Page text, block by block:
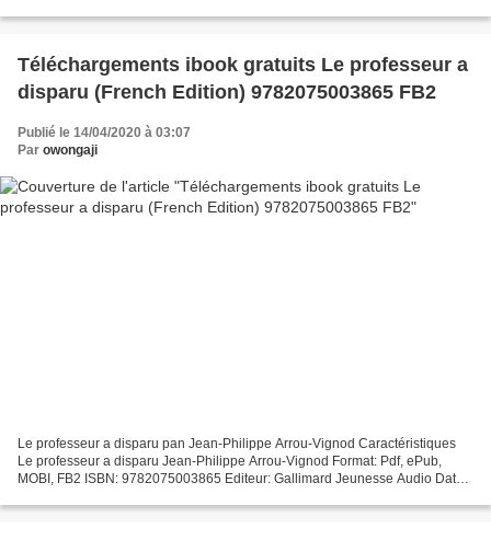
Téléchargements ibook gratuits Le professeur a
disparu (French Edition) 9782075003865 FB2
Publié le 14/04/2020 à 03:07
Par owongaji
Le professeur a disparu pan Jean-Philippe Arrou-Vignod Caractéristiques
Le professeur a disparu Jean-Philippe Arrou-Vignod Format: Pdf, ePub,
MOBI, FB2 ISBN: 9782075003865 Editeur: Gallimard Jeunesse Audio Date